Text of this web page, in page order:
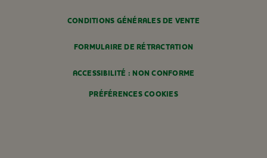
CONDITIONS GÉNÉRALES DE VENTE
FORMULAIRE DE RÉTRACTATION
ACCESSIBILITÉ : NON CONFORME
PRÉFÉRENCES COOKIES